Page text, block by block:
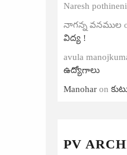
Naresh pothineni
నాగన్న వనముల
విద్య !
avula
ఉద్యోగాలు
Manohar on
PV